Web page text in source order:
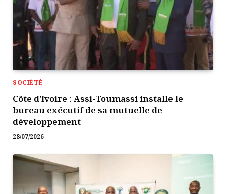
SOCIÉTÉ
Côte d’Ivoire : Assi-Toumassi installe le
bureau exécutif de sa mutuelle de
développement
28/07/2026